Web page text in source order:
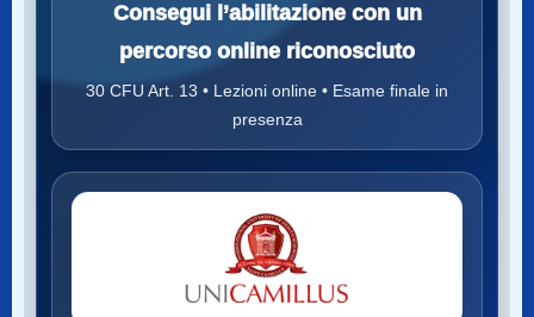
Consegui l’abilitazione con un
percorso online riconosciuto
30 CFU Art. 13 • Lezioni online • Esame finale in
presenza